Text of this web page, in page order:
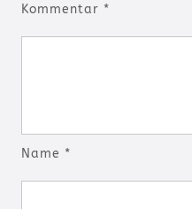
Kommentar *
Name *